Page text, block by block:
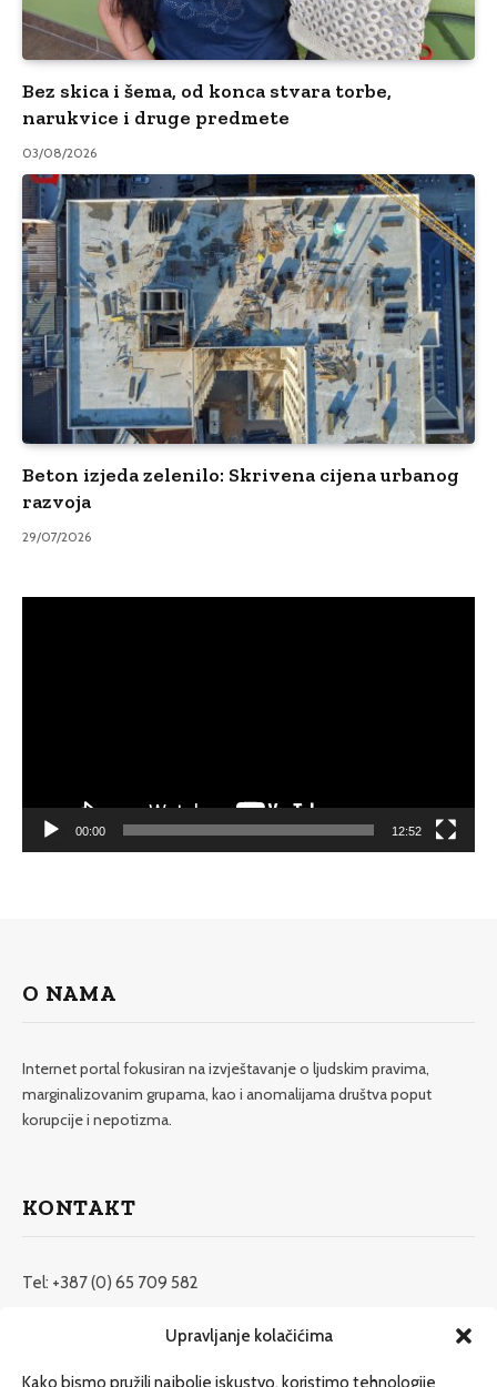
Upravljanje kolačićima
Kako bismo pružili najbolje iskustvo, koristimo tehnologije
Bez skica i šema, od konca stvara torbe,
narukvice i druge predmete
03/08/2026
Beton izjeda zelenilo: Skrivena cijena urbanog
razvoja
29/07/2026
00:00 12:52
O NAMA
Internet portal fokusiran na izvještavanje o ljudskim pravima,
marginalizovanim grupama, kao i anomalijama društva poput
korupcije i nepotizma.
KONTAKT
Tel: +387 (0) 65 709 582
redakcija@etrafika.net